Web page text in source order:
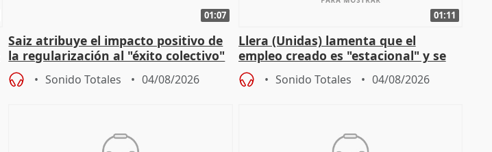
01:07
Saiz atribuye el impacto positivo de
la regularización al "éxito colectivo"
del Gobierno
Sonido Totales 04/08/2026
01:11
Llera (Unidas) lamenta que el
empleo creado es "estacional" y se
"esfumará" al acabar el verano
Sonido Totales 04/08/2026